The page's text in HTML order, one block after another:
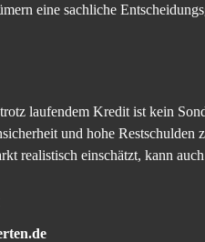
eine sachliche
laufendem Kredit ist kein
und hohe Restschulden
realistisch einschätzt, kann